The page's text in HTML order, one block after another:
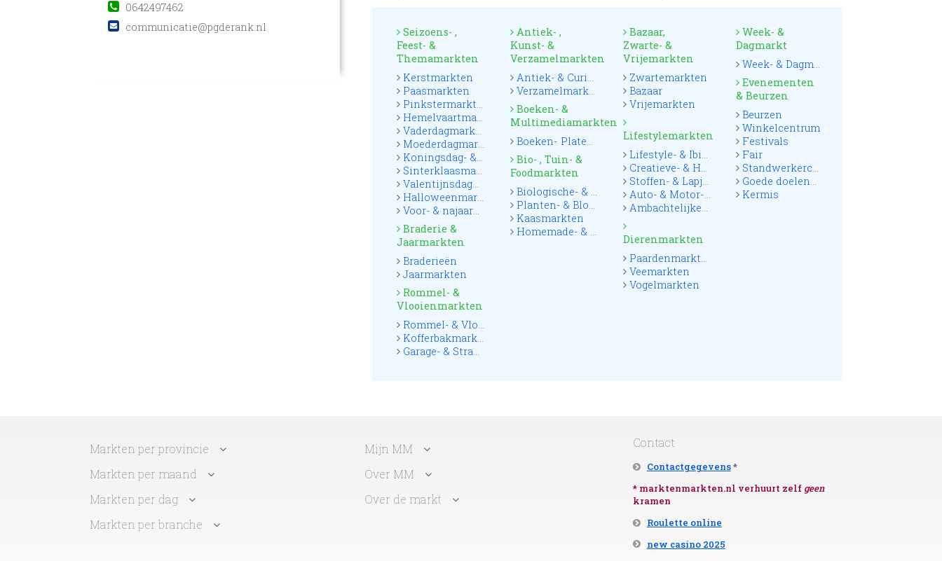
0642497462
communicatie@pgderank.nl
Seizoens- ,
Feest- &
Themamarkten
Kerstmarkten
Paasmarkten
Pinkstermarkten
Hemelvaartmarkten
Vaderdagmarkten
Moederdagmarkten
Koningsdag- & Oranjemarkten
Sinterklaasmarkten
Valentijnsdagmarkten
Halloweenmarkten
Voor- & najaarsmarkten
Braderie &
Jaarmarkten
Braderieën
Jaarmarkten
Rommel- &
Vlooienmarkten
Rommel- & Vlooienmarkten
Kofferbakmarkten
Garage- & Straatmarkten
Antiek- ,
Kunst- &
Verzamelmarkten
Antiek- & Curiosamarkten
Verzamelmarkten
Boeken- &
Multimediamarkten
Boeken- Platen & CD markten
Bio- , Tuin- &
Foodmarkten
Biologische- & Boerenmarkten
Planten- & Bloemenmarkten
Kaasmarkten
Homemade- & Foodmarkten
Bazaar,
Zwarte- &
Vrijemarkten
Zwartemarkten
Bazaar
Vrijemarkten
Lifestylemarkten
Lifestyle- & Ibizamarkten
Creatieve- & Hobbymarkten
Stoffen- & Lapjesmarkten
Auto- & Motor- & Truckmarkten
Ambachtelijke- & Streekmarkten
Dierenmarkten
Paardenmarkten
Veemarkten
Vogelmarkten
Week- &
Dagmarkt
Week- & Dagmarkten
Evenementen
& Beurzen
Beurzen
Winkelcentrum
Festivals
Fair
Standwerkerconcoursen
Goede doelenmarkten
Kermis
Markten per provincie
Markten per maand
Markten per dag
Markten per branche
Mijn MM
Over MM
Over de markt
Contact
Contactgegevens*
* marktenmarkten.nl verhuurt zelf geen
kramen
Roulette online
new casino 2025